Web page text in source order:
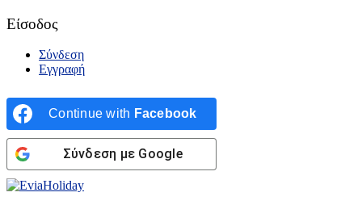
Είσοδος
Σύνδεση
Εγγραφή
Continue with Facebook
Σύνδεση με Google